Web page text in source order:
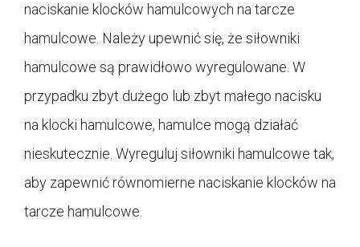
naciskanie klocków hamulcowych na tarcze
hamulcowe. Należy upewnić się, że siłowniki
hamulcowe są prawidłowo wyregulowane. W
przypadku zbyt dużego lub zbyt małego nacisku
na klocki hamulcowe, hamulce mogą działać
nieskutecznie. Wyreguluj siłowniki hamulcowe tak,
aby zapewnić równomierne naciskanie klocków na
tarcze hamulcowe.